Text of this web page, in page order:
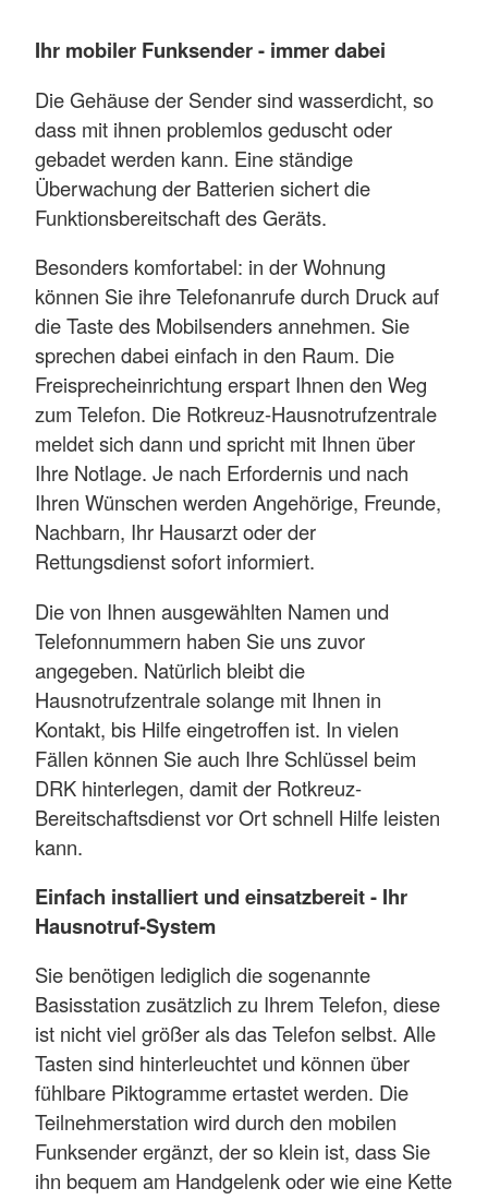
Ihr mobiler Funksender - immer dabei
Die Gehäuse der Sender sind wasserdicht, so
dass mit ihnen problemlos geduscht oder
gebadet werden kann. Eine ständige
Überwachung der Batterien sichert die
Funktionsbereitschaft des Geräts.
Besonders komfortabel: in der Wohnung
können Sie ihre Telefonanrufe durch Druck auf
die Taste des Mobilsenders annehmen. Sie
sprechen dabei einfach in den Raum. Die
Freisprecheinrichtung erspart Ihnen den Weg
zum Telefon. Die Rotkreuz-Hausnotrufzentrale
meldet sich dann und spricht mit Ihnen über
Ihre Notlage. Je nach Erfordernis und nach
Ihren Wünschen werden Angehörige, Freunde,
Nachbarn, Ihr Hausarzt oder der
Rettungsdienst sofort informiert.
Die von Ihnen ausgewählten Namen und
Telefonnummern haben Sie uns zuvor
angegeben. Natürlich bleibt die
Hausnotrufzentrale solange mit Ihnen in
Kontakt, bis Hilfe eingetroffen ist. In vielen
Fällen können Sie auch Ihre Schlüssel beim
DRK hinterlegen, damit der Rotkreuz-
Bereitschaftsdienst vor Ort schnell Hilfe leisten
kann.
Einfach installiert und einsatzbereit - Ihr
Hausnotruf-System
Sie benötigen lediglich die sogenannte
Basisstation zusätzlich zu Ihrem Telefon, diese
ist nicht viel größer als das Telefon selbst. Alle
Tasten sind hinterleuchtet und können über
fühlbare Piktogramme ertastet werden. Die
Teilnehmerstation wird durch den mobilen
Funksender ergänzt, der so klein ist, dass Sie
ihn bequem am Handgelenk oder wie eine Kette